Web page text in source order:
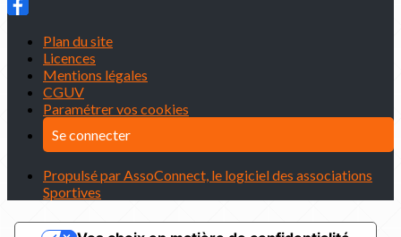
Plan du site
Licences
Mentions légales
CGUV
Paramétrer vos cookies
Se connecter
Propulsé par AssoConnect, le logiciel des associations
Sportives